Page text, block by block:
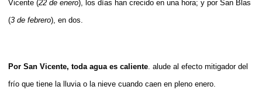
Vicente (22 de enero), los días han crecido en una hora; y por San Blas
(3 de febrero), en dos.
Por San Vicente, toda agua es caliente . alude al efecto mitigador del
frío que tiene la lluvia o la nieve cuando caen en pleno enero.